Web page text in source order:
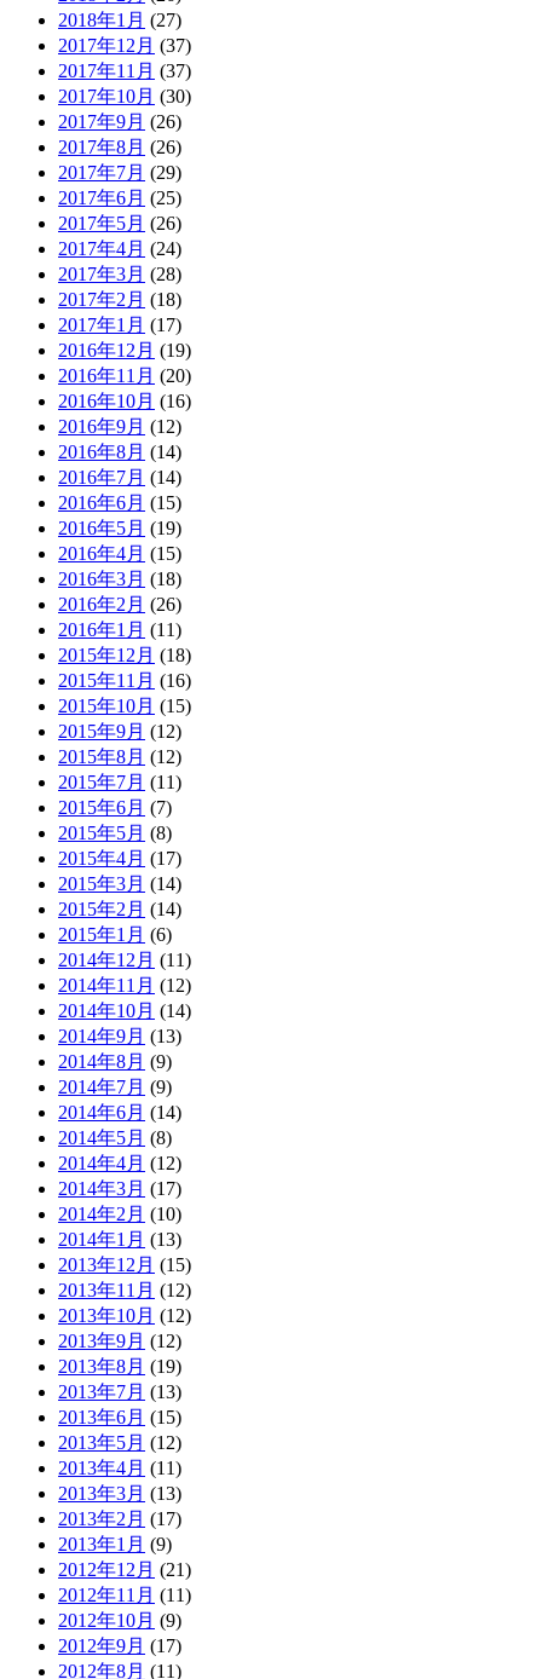
2018年1月 (27)
2017年12月 (37)
2017年11月 (37)
2017年10月 (30)
2017年9月 (26)
2017年8月 (26)
2017年7月 (29)
2017年6月 (25)
2017年5月 (26)
2017年4月 (24)
2017年3月 (28)
2017年2月 (18)
2017年1月 (17)
2016年12月 (19)
2016年11月 (20)
2016年10月 (16)
2016年9月 (12)
2016年8月 (14)
2016年7月 (14)
2016年6月 (15)
2016年5月 (19)
2016年4月 (15)
2016年3月 (18)
2016年2月 (26)
2016年1月 (11)
2015年12月 (18)
2015年11月 (16)
2015年10月 (15)
2015年9月 (12)
2015年8月 (12)
2015年7月 (11)
2015年6月 (7)
2015年5月 (8)
2015年4月 (17)
2015年3月 (14)
2015年2月 (14)
2015年1月 (6)
2014年12月 (11)
2014年11月 (12)
2014年10月 (14)
2014年9月 (13)
2014年8月 (9)
2014年7月 (9)
2014年6月 (14)
2014年5月 (8)
2014年4月 (12)
2014年3月 (17)
2014年2月 (10)
2014年1月 (13)
2013年12月 (15)
2013年11月 (12)
2013年10月 (12)
2013年9月 (12)
2013年8月 (19)
2013年7月 (13)
2013年6月 (15)
2013年5月 (12)
2013年4月 (11)
2013年3月 (13)
2013年2月 (17)
2013年1月 (9)
2012年12月 (21)
2012年11月 (11)
2012年10月 (9)
2012年9月 (17)
2012年8月 (11)